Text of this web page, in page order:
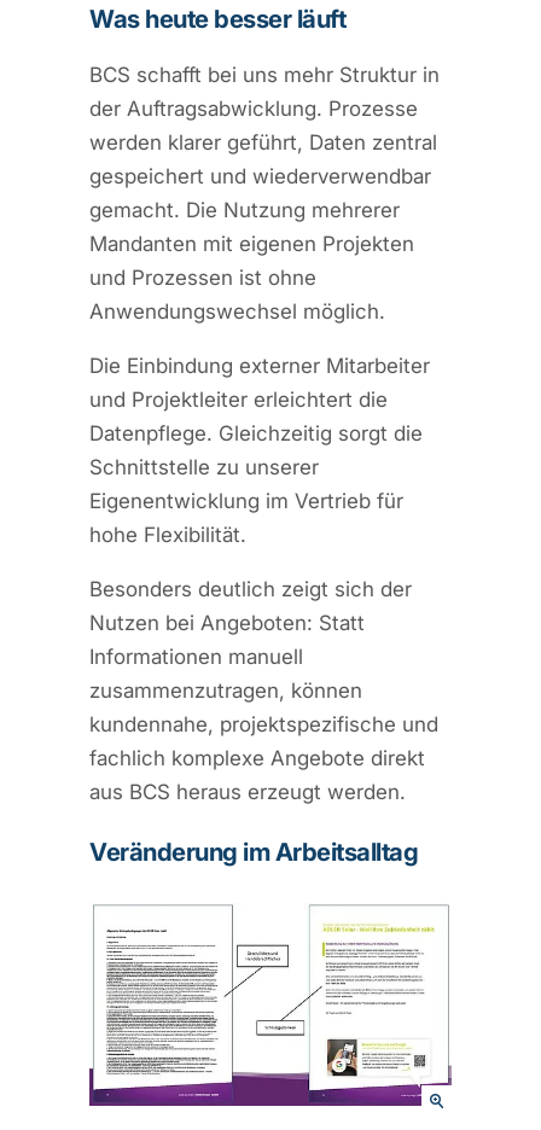
Was heute besser läuft
BCS schafft bei uns mehr Struktur in
der Auftragsabwicklung. Prozesse
werden klarer geführt, Daten zentral
gespeichert und wiederverwendbar
gemacht. Die Nutzung mehrerer
Mandanten mit eigenen Projekten
und Prozessen ist ohne
Anwendungswechsel möglich.
Die Einbindung externer Mitarbeiter
und Projektleiter erleichtert die
Datenpflege. Gleichzeitig sorgt die
Schnittstelle zu unserer
Eigenentwicklung im Vertrieb für
hohe Flexibilität.
Besonders deutlich zeigt sich der
Nutzen bei Angeboten: Statt
Informationen manuell
zusammenzutragen, können
kundennahe, projektspezifische und
fachlich komplexe Angebote direkt
aus BCS heraus erzeugt werden.
Veränderung im Arbeitsalltag